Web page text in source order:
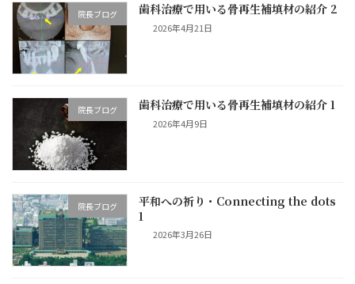
院長ブログ 歯科治療で用いる骨再生補填材の紹介 2
2026年4月21日
院長ブログ 歯科治療で用いる骨再生補填材の紹介 1
2026年4月9日
院長ブログ
平和への祈り・Connecting the dots
1
2026年3月26日